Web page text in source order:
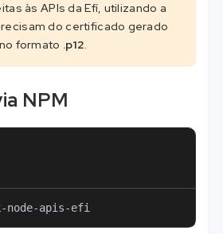
às APIs da Efí, utilizando a
do certificado gerado
formato .p12.
NPM
node-apis-efi